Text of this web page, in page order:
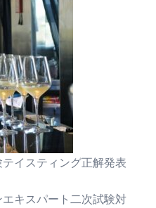
イスティング正解発表
キスパート二次試験対